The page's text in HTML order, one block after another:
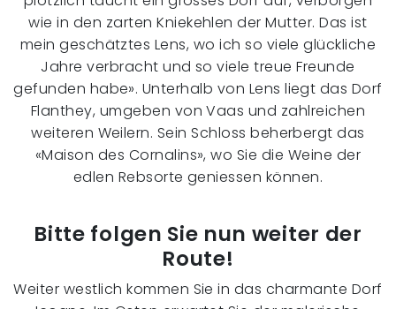
wie in den zarten Kniekehlen der Mutter. Das ist
mein geschätztes Lens, wo ich so viele glückliche
Jahre verbracht und so viele treue Freunde
gefunden habe». Unterhalb von Lens liegt das Dorf
Flanthey, umgeben von Vaas und zahlreichen
weiteren Weilern. Sein Schloss beherbergt das
«Maison des Cornalins», wo Sie die Weine der
edlen Rebsorte geniessen können.
Bitte folgen Sie nun weiter der
Route!
Weiter westlich kommen Sie in das charmante Dorf